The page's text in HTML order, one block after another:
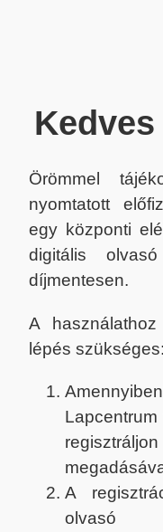
Örömmel
nyomtatott
egy központi
digitális
díjmentesen.
A
lépés szükséges:
A
olvasó